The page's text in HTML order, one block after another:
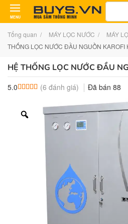
MENU
Tìm
Tổng quan MÁY LỌC NƯỚC MÁY
THỐNG LỌC NƯỚC ĐẦU NGUỒN KAROFI
HỆ THỐNG LỌC NƯỚC ĐẦU
5.0 5.0 trên 5 dựa trên
6 đánh giá
(6 đánh giá) Đã bán 88